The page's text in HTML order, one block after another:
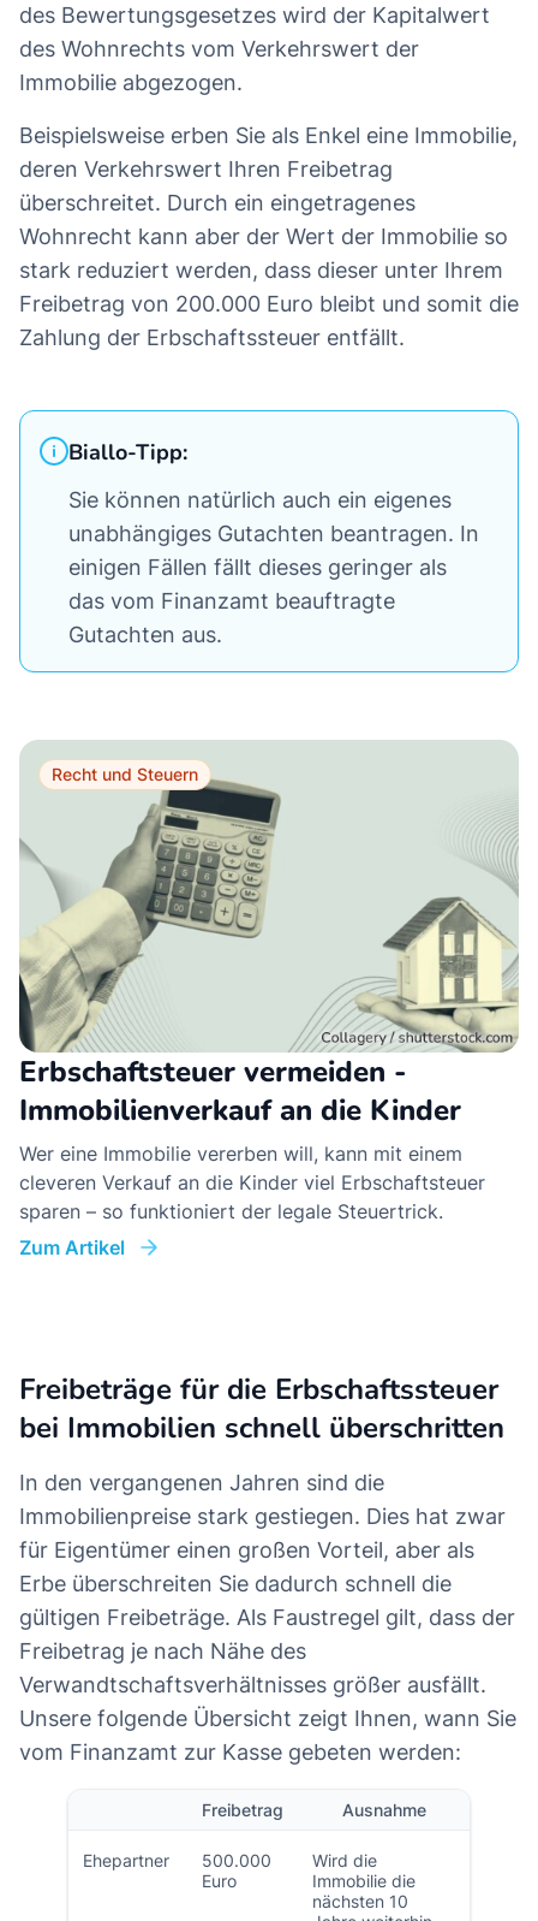
des Bewertungsgesetzes wird der Kapitalwert
des Wohnrechts vom Verkehrswert der
Immobilie abgezogen.
Beispielsweise erben Sie als Enkel eine Immobilie,
deren Verkehrswert Ihren Freibetrag
überschreitet. Durch ein eingetragenes
Wohnrecht kann aber der Wert der Immobilie so
stark reduziert werden, dass dieser unter Ihrem
Freibetrag von 200.000 Euro bleibt und somit die
Zahlung der Erbschaftssteuer entfällt.
Biallo-Tipp:
Sie können natürlich auch ein eigenes
unabhängiges Gutachten beantragen. In
einigen Fällen fällt dieses geringer als
das vom Finanzamt beauftragte
Gutachten aus.
Recht und Steuern
Erbschaftsteuer vermeiden -
Immobilienverkauf an die Kinder
Wer eine Immobilie vererben will, kann mit einem
cleveren Verkauf an die Kinder viel Erbschaftsteuer
sparen – so funktioniert der legale Steuertrick.
Zum Artikel
Freibeträge für die Erbschaftssteuer
bei Immobilien schnell überschritten
In den vergangenen Jahren sind die
Immobilienpreise stark gestiegen. Dies hat zwar
für Eigentümer einen großen Vorteil, aber als
Erbe überschreiten Sie dadurch schnell die
gültigen Freibeträge. Als Faustregel gilt, dass der
Freibetrag je nach Nähe des
Verwandtschaftsverhältnisses größer ausfällt.
Unsere folgende Übersicht zeigt Ihnen, wann Sie
vom Finanzamt zur Kasse gebeten werden:
Freibetrag Ausnahme
Ehepartner
500.000
Euro
Wird die
Immobilie die
nächsten 10